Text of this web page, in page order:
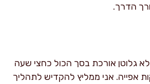
הדרך.
גלוטן אורכת בסך הכול כחצי שעה
ועוד כ-50 דקות אפייה. אני ממליץ להקדיש לתהליך